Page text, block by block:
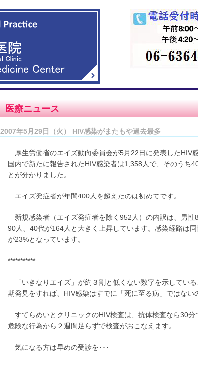
医療ニュース
2007年5月29日（火） HIV感染がまたもや過去最多
厚生労働省のエイズ動向委員会が5月22日に発表したHIV
国内で新たに報告されたHIV感染者は1,358人で、そのうち
とが分かりました。
エイズ発症者が年間400人を超えたのは初めてです。
新規感染者（エイズ発症者を除く952人）の内訳は、男性
90人、40代が164人と大きく上昇しています。感染経路は
が23%となっています。
***********
「いきなりエイズ」が約３割と低くない数字を示してい
期発見をすれば、HIV感染はすでに「死に至る病」ではない
すてらめいとクリニックのHIV検査は、抗体検査なら30分
危険な行為から２週間足らずで検査がおこなえます。
気になる方は早めの受診を･･･